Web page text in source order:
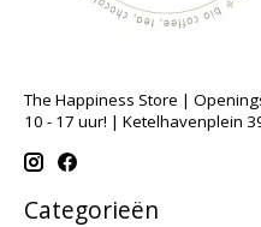
The Happiness Store |
10 - 17 uur! | Ketelhavenplein
Categorieën